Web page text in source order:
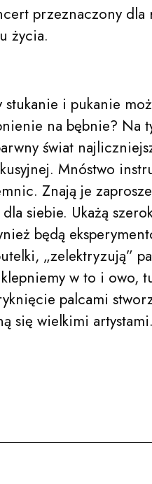
przeznaczony
życia.
stukanie i pukanie
na bębnie? Na
świat
Mnóstwo
Znają je
siebie. Ukażą
będą
„zelektryzują”
w to i owo,
palcami
się wielkimi artystami.